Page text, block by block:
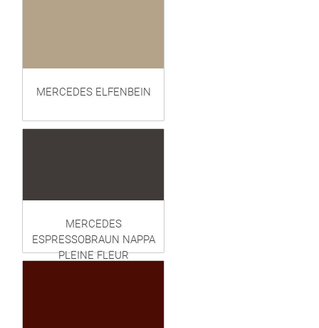
MERCEDES ELFENBEIN
MERCEDES
ESPRESSOBRAUN NAPPA
PLEINE FLEUR